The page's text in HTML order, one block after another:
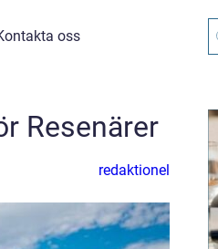
oss
Resenärer
redaktionel